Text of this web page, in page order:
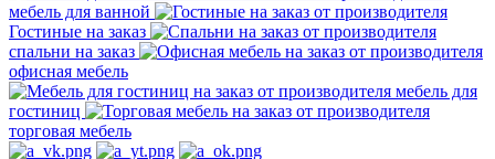
мебель для ванной
Гостиные на заказ
спальни на заказ
офисная мебель
мебель для
гостиниц
торговая мебель